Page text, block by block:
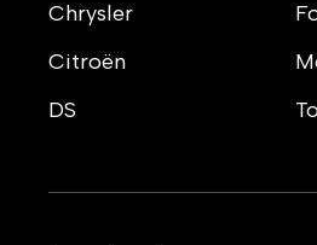
Chrysler
Citroën
DS